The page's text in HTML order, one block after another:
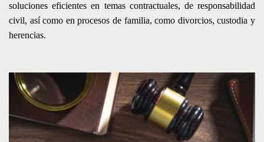
soluciones eficientes en temas contractuales, de responsabilidad
civil, así como en procesos de familia, como divorcios, custodia y
herencias.